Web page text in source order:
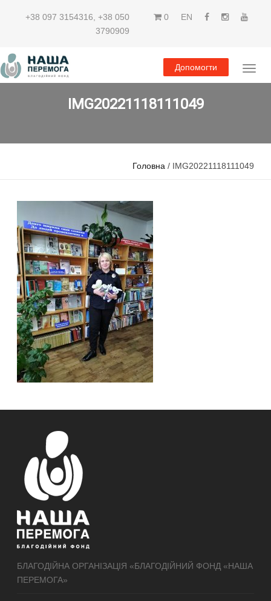
+38 097 3154316 +38 050
3790909
0 EN
Допомогти
IMG20221118111049
Головна / IMG20221118111049
БЛАГОДІЙНА ОРГАНІЗАЦІЯ «БЛАГОДІЙНИЙ ФОНД «НАША
ПЕРЕМОГА»